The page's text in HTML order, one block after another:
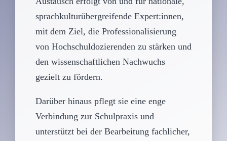
sprachkulturübergreifende Expert:innen,
mit dem Ziel, die Professionalisierung
von Hochschuldozierenden zu stärken und
den wissenschaftlichen Nachwuchs
gezielt zu fördern.
Darüber hinaus pflegt sie eine enge
Verbindung zur Schulpraxis und
unterstützt bei der Bearbeitung fachlicher,